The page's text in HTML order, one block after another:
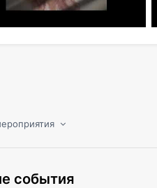
к ней на сцене
события